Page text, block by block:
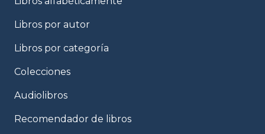
Libros por autor
Libros por categoría
Colecciones
Audiolibros
Recomendador de libros